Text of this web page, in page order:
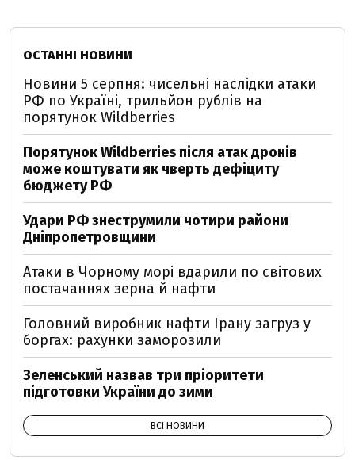
ОСТАННІ НОВИНИ
Новини 5 серпня: чисельні наслідки атаки
РФ по Україні, трильйон рублів на
порятунок Wildberries
Порятунок Wildberries після атак дронів
може коштувати як чверть дефіциту
бюджету РФ
Удари РФ знеструмили чотири райони
Дніпропетровщини
Атаки в Чорному морі вдарили по світових
постачаннях зерна й нафти
Головний виробник нафти Ірану загруз у
боргах: рахунки заморозили
Зеленський назвав три пріоритети
підготовки України до зими
ВСІ НОВИНИ